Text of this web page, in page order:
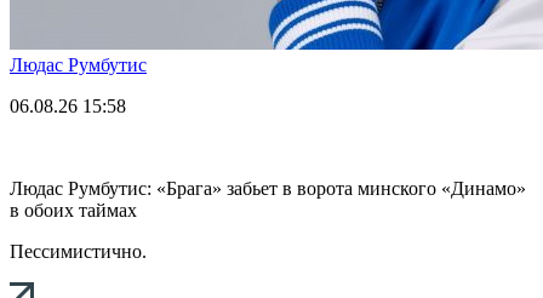
Людас Румбутис
06.08.26 15:58
Людас Румбутис: «Брага» забьет в ворота минского «Динамо»
в обоих таймах
Пессимистично.